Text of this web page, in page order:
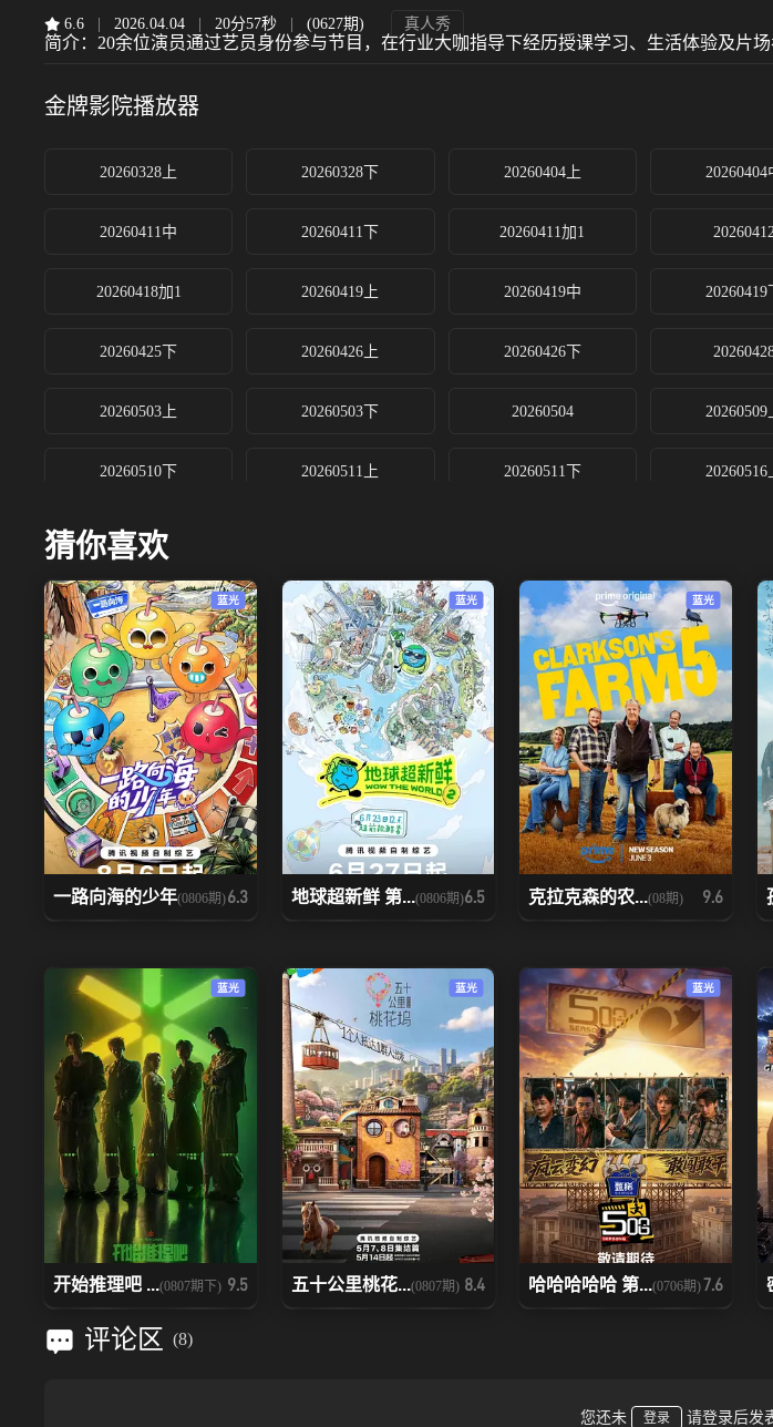
6.6 2026.04.04 20分57秒 (0627期) 真人秀
简介： 20余位演员通过艺员身份参与节目，在行业大咖指导下经历授课学习、生活体验及片
金牌影院播放器
20260328上 20260328下 20260404上 20260404
20260411中 20260411下 20260411加1
20260418加1 20260419上 20260419中 20260419
20260425下 20260426上 20260426下
20260503上 20260503下 20260504 20260509
20260510下 20260511上 20260511下 20260516
20260517下
20260530上 20260530中 20260530下 20260531
20260606上 20260606中 20260606下 20260607
20260611 20260613上 20260613中
20260618 20260620 20260621
猜你喜欢
蓝光
一路向海的少年(0806期)6.3
蓝光
地球超新鲜 第...(0806期)6.5
蓝光
克拉克森的农...(08期) 9.6
蓝光
开始推理吧 ...(0807期下) 9.5
蓝光
五十公里桃花...(0807期) 8.4
蓝光
哈哈哈哈哈 第...(0706期)7.6
评论区 (8)
您还未 登录 请登录后发